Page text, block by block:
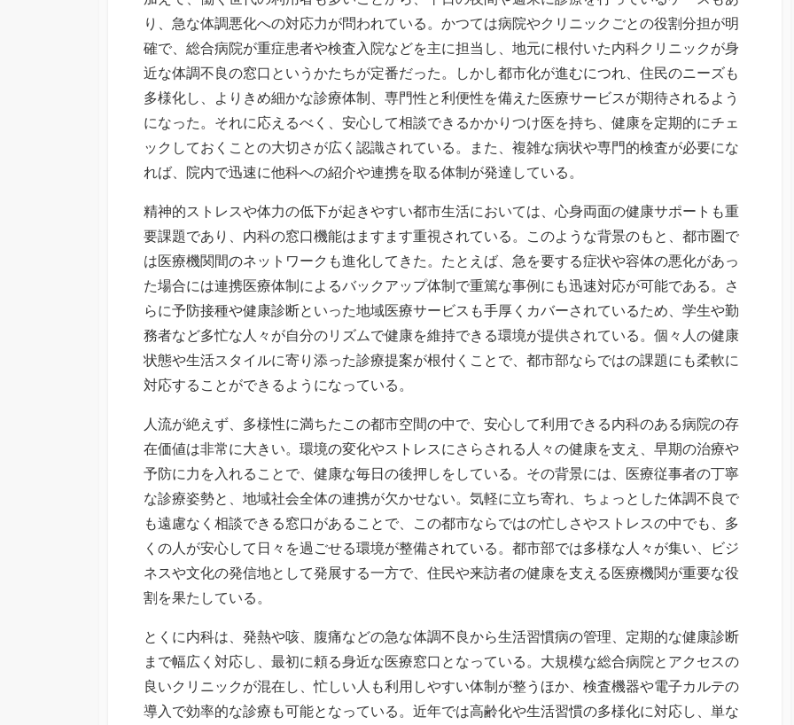
り、急な体調悪化への対応力が問われている。かつては病院やクリニックごとの役割分担が明
確で、総合病院が重症患者や検査入院などを主に担当し、地元に根付いた内科クリニックが身
近な体調不良の窓口というかたちが定番だった。しかし都市化が進むにつれ、住民のニーズも
多様化し、よりきめ細かな診療体制、専門性と利便性を備えた医療サービスが期待されるよう
になった。それに応えるべく、安心して相談できるかかりつけ医を持ち、健康を定期的にチェ
ックしておくことの大切さが広く認識されている。また、複雑な病状や専門的検査が必要にな
れば、院内で迅速に他科への紹介や連携を取る体制が発達している。
精神的ストレスや体力の低下が起きやすい都市生活においては、心身両面の健康サポートも重
要課題であり、内科の窓口機能はますます重視されている。このような背景のもと、都市圏で
は医療機関間のネットワークも進化してきた。たとえば、急を要する症状や容体の悪化があっ
た場合には連携医療体制によるバックアップ体制で重篤な事例にも迅速対応が可能である。さ
らに予防接種や健康診断といった地域医療サービスも手厚くカバーされているため、学生や勤
務者など多忙な人々が自分のリズムで健康を維持できる環境が提供されている。個々人の健康
状態や生活スタイルに寄り添った診療提案が根付くことで、都市部ならではの課題にも柔軟に
対応することができるようになっている。
人流が絶えず、多様性に満ちたこの都市空間の中で、安心して利用できる内科のある病院の存
在価値は非常に大きい。環境の変化やストレスにさらされる人々の健康を支え、早期の治療や
予防に力を入れることで、健康な毎日の後押しをしている。その背景には、医療従事者の丁寧
な診療姿勢と、地域社会全体の連携が欠かせない。気軽に立ち寄れ、ちょっとした体調不良で
も遠慮なく相談できる窓口があることで、この都市ならではの忙しさやストレスの中でも、多
くの人が安心して日々を過ごせる環境が整備されている。都市部では多様な人々が集い、ビジ
ネスや文化の発信地として発展する一方で、住民や来訪者の健康を支える医療機関が重要な役
割を果たしている。
とくに内科は、発熱や咳、腹痛などの急な体調不良から生活習慣病の管理、定期的な健康診断
まで幅広く対応し、最初に頼る身近な医療窓口となっている。大規模な総合病院とアクセスの
良いクリニックが混在し、忙しい人も利用しやすい体制が整うほか、検査機器や電子カルテの
導入で効率的な診療も可能となっている。近年では高齢化や生活習慣の多様化に対応し、単な